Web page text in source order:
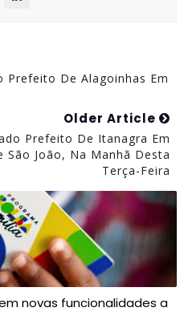
Prefeito De Alagoinhas Em
Older Article
Prefeito De Itanagra Em
São João, Na Manhã Desta
Terça-Feira
novas funcionalidades a